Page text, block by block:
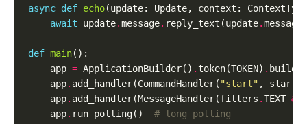
async def echo(update: Update, context:
await update.message. reply_text(update.message
def main
    app
= ApplicationBuilder() . token(TOKEN) .
    app
. add_handler(CommandHandler( "start"
    app
. add_handler(MessageHandler(filters .TEXT &
    app
. run_polling() # long polling